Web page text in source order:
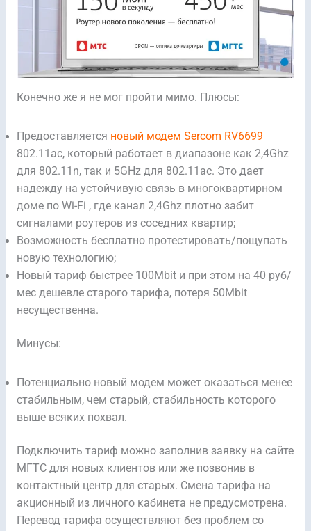
Конечно же я не мог пройти мимо. Плюсы:
Предоставляется новый модем Sercom RV6699
802.11ac, который работает в диапазоне как 2,4Ghz
для 802.11n, так и 5GHz для 802.11ac. Это дает
надежду на устойчивую связь в многоквартирном
доме по Wi-Fi , где канал 2,4Ghz плотно забит
сигналами роутеров из соседних квартир;
Возможность бесплатно протестировать/пощупать
новую технологию;
Новый тариф быстрее 100Mbit и при этом на 40 руб/
мес дешевле старого тарифа, потеря 50Mbit
несущественна.
Минусы:
Потенциально новый модем может оказаться менее
стабильным, чем старый, стабильность которого
выше всяких похвал.
Подключить тариф можно заполнив заявку на сайте
МГТС для новых клиентов или же позвонив в
контактный центр для старых. Смена тарифа на
акционный из личного кабинета не предусмотрена.
Перевод тарифа осуществляют без проблем со